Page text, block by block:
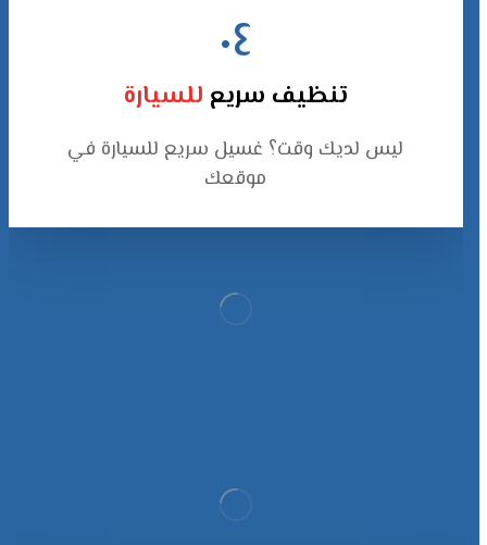
٠٤
تنظيف سريع للسيارة
ليس لديك وقت؟ غسيل سريع للسيارة في
موقعك